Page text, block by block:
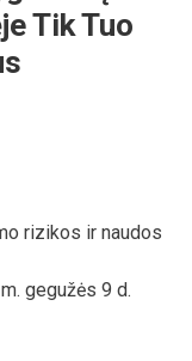
Tik Tuo
rizikos ir naudos
gegužės 9 d.